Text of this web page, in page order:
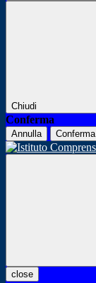
Chiudi
Conferma
Annulla Conferma
close